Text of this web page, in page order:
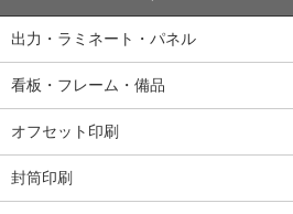
出力・ラミネート・パネル
看板・フレーム・備品
オフセット印刷
封筒印刷